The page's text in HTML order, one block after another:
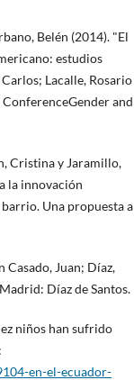
Belén (2014). "El
estudios
Lacalle, Rosario
and
Cristina y Jaramillo,
la innovación
Una propuesta a
Casado, Juan; Díaz,
Díaz de Santos.
niños han sufrido
en-el-ecuador-